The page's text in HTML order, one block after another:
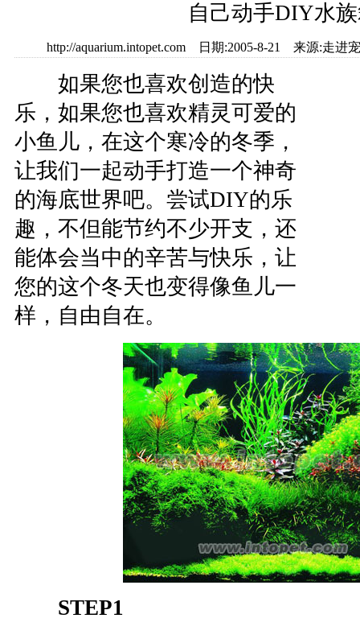
自己动手DIY水
http://aquarium.intopet.com 日期:2005-8-21 来源:走
如果您也喜欢创造的快
乐，如果您也喜欢精灵可爱的
小鱼儿，在这个寒冷的冬季，
让我们一起动手打造一个神奇
的海底世界吧。尝试DIY的乐
趣，不但能节约不少开支，还
能体会当中的辛苦与快乐，让
您的这个冬天也变得像鱼儿一
样，自由自在。
STEP1